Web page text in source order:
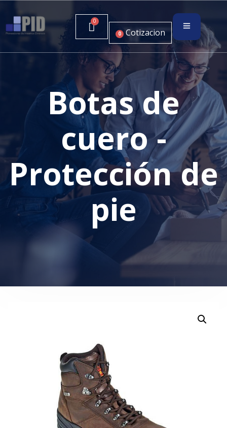
0 Cotizacion
Botas de
cuero -
Protección de
pie